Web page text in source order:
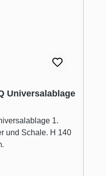
Universalablage
1.
und Schale. H 140